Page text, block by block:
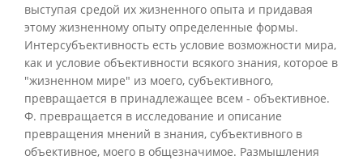
выступая средой их жизненного опыта и придавая
этому жизненному опыту определенные формы.
Интерсубъективность есть условие возможности мира,
как и условие объективности всякого знания, которое в
"жизненном мире" из моего, субъективного,
превращается в принадлежащее всем - объективное.
Ф. превращается в исследование и описание
превращения мнений в знания, субъективного в
объективное, моего в общезначимое. Размышления